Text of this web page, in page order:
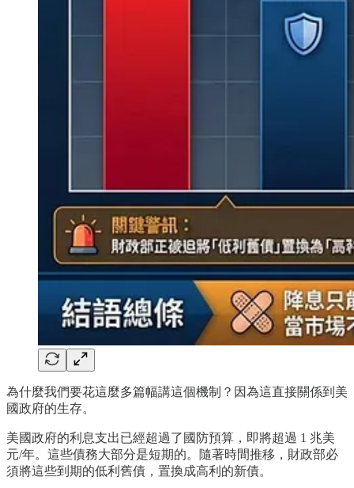
為什麼我們要花這麼多篇幅講這個機制？因為這直接關係到美
國政府的生存。
美國政府的利息支出已經超過了國防預算，即將超過 1 兆美
元/年。這些債務大部分是短期的。隨著時間推移，財政部必
須將這些到期的低利舊債，置換成高利的新債。